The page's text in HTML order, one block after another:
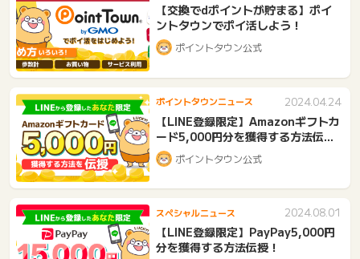
【交換でdポイントが貯まる】ポイ
ントタウンでポイ活しよう！
ポイントタウン公式
ポイントタウンニュース 2024.04.24
【LINE登録限定】Amazonギフトカ
ード5,000円分を獲得する方法伝
授！ ポイントタウン公式
スペシャルニュース 2024.08.01
【LINE登録限定】PayPay5,000円
分を獲得する方法伝授！